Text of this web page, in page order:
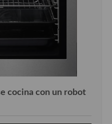
cocina con un robot